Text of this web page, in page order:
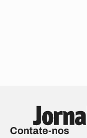
Contate-nos